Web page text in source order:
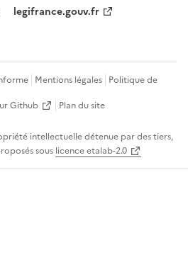
legifrance.gouv.fr
Mentions légales Politique de
Github Plan du site
intellectuelle détenue par des tiers,
sous licence etalab-2.0